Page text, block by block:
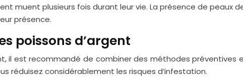
muent plusieurs fois durant leur vie. La présence de peaux
présence.
poissons d’argent
il est recommandé de combiner des méthodes préventives
réduisez considérablement les risques d’infestation.